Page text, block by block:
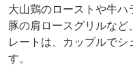
大山鶏のローストや牛
豚の肩ロースグリルな
レートは、カップルで
す。